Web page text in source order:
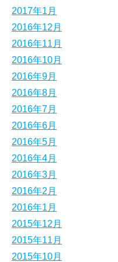
2017年1月
2016年12月
2016年11月
2016年10月
2016年9月
2016年8月
2016年7月
2016年6月
2016年5月
2016年4月
2016年3月
2016年2月
2016年1月
2015年12月
2015年11月
2015年10月